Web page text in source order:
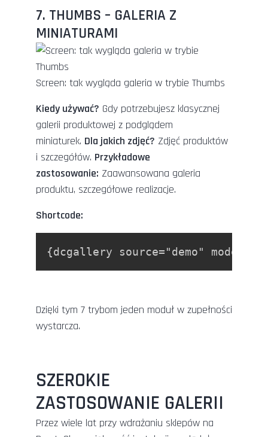
7. THUMBS – GALERIA Z
MINIATURAMI
Screen: tak wygląda galeria w trybie Thumbs
Kiedy używać? Gdy potrzebujesz klasycznej
galerii produktowej z podglądem
miniaturek. Dla jakich zdjęć? Zdjęć produktów
i szczegółów. Przykładowe
zastosowanie: Zaawansowana galeria
produktu, szczegółowe realizacje.
Shortcode:
{dcgallery source="demo"
Dzięki tym 7 trybom jeden moduł w zupełności
wystarcza.
SZEROKIE
ZASTOSOWANIE GALERII
Przez wiele lat przy wdrażaniu sklepów na